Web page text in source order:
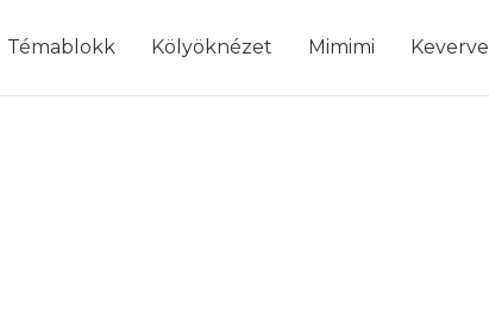
Témablokk Kölyöknézet Mimimi Keverve